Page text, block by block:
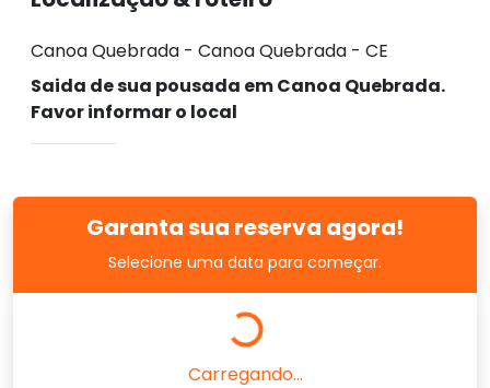
Canoa Quebrada - Canoa Quebrada - CE
Saida de sua pousada em Canoa Quebrada.
Favor informar o local
Garanta sua reserva agora!
Selecione uma data para começar.
Carregando...